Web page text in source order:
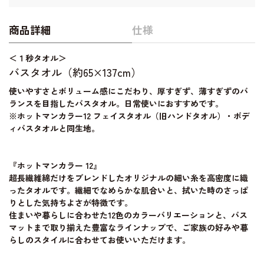
商品詳細 仕様
＜１秒タオル＞
バスタオル（約65×137cm）
使いやすさとボリューム感にこだわり、厚すぎず、薄すぎずのバ
ランスを目指したバスタオル。日常使いにおすすめです。
※ホットマンカラー12 フェイスタオル（旧ハンドタオル）・ボデ
ィバスタオルと同生地。
『ホットマンカラー 12』
超長繊維綿だけをブレンドしたオリジナルの細い糸を高密度に織
ったタオルです。繊細でなめらかな肌合いと、拭いた時のさっぱ
りとした気持ちよさが特徴です。
住まいや暮らしに合わせた12色のカラーバリエーションと、バス
マットまで取り揃えた豊富なラインナップで、ご家族の好みや暮
らしのスタイルに合わせてお使いいただけます。